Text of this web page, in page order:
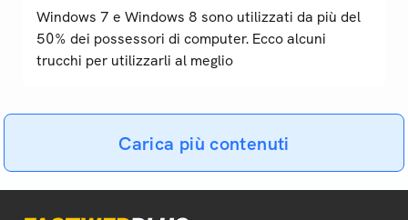
Windows 7 e Windows 8 sono utilizzati da più del
50% dei possessori di computer. Ecco alcuni
trucchi per utilizzarli al meglio
Carica più contenuti